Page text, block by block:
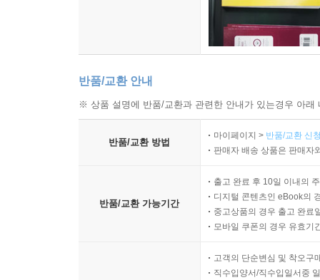
반품/교환 안내
※ 상품 설명에 반품/교환과 관련한 안내가 있는경우 아
반품/교환 방법
마이페이지 > 반품/교환 신
판매자 배송 상품은 판매자
반품/교환 가능기간
출고 완료 후 10일 이내의
디지털 콘텐츠인 eBook의
중고상품의 경우 출고 완료
모바일 쿠폰의 경우 유효기
고객의 단순변심 및 착오구
직수입양서/직수입일서중